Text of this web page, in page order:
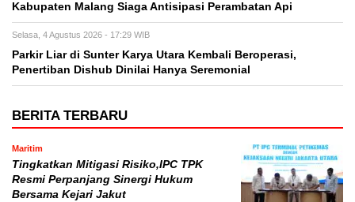
Kabupaten Malang Siaga Antisipasi Perambatan Api
Selasa, 4 Agustus 2026 - 17:29 WIB
Parkir Liar di Sunter Karya Utara Kembali Beroperasi,
Penertiban Dishub Dinilai Hanya Seremonial
BERITA TERBARU
Maritim
Tingkatkan Mitigasi Risiko,IPC TPK
Resmi Perpanjang Sinergi Hukum
Bersama Kejari Jakut